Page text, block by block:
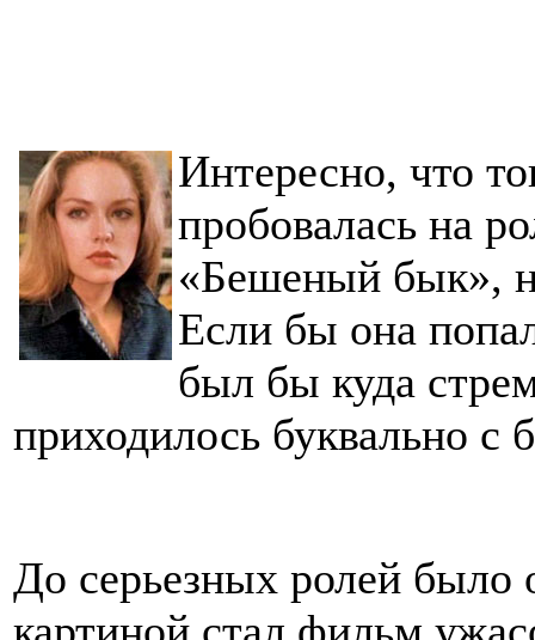
Интересно, что
пробовалась на
«Бешеный бык»,
Если бы она
был бы куда
приходилось буквально с
До серьезных ролей